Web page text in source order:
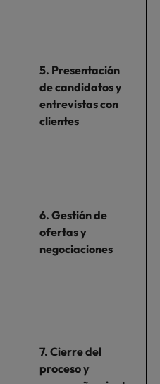
5. Presentación
de candidatos y
entrevistas con
clientes
6. Gestión de
ofertas y
negociaciones
7. Cierre del
proceso y